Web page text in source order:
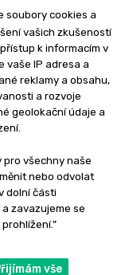
soubory cookies a
vašich zkušeností
k informacím v
vaše IP adresa a
reklamy a obsahu,
a rozvoje
geolokační údaje a
pro všechny naše
nebo odvolat
dolní části
zavazujeme se
vše